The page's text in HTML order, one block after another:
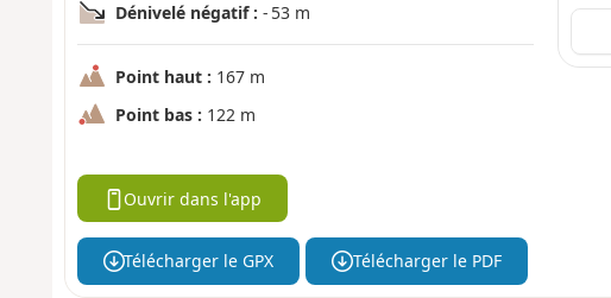
Dénivelé négatif : - 53 m
Point haut : 167 m
Point bas : 122 m
Ouvrir dans l'app
Télécharger le GPX Télécharger le PDF